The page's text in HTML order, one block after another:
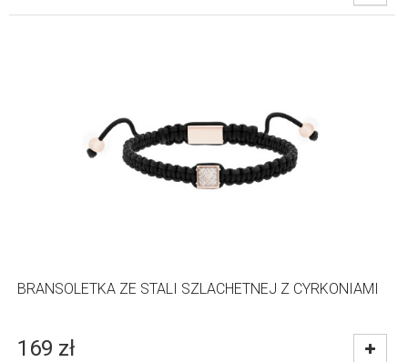
BRANSOLETKA ZE STALI SZLACHETNEJ Z CYRKONIAMI
169 zł